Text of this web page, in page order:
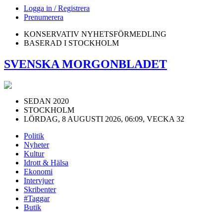
Logga in / Registrera
Prenumerera
KONSERVATIV NYHETSFÖRMEDLING
BASERAD I STOCKHOLM
SVENSKA MORGONBLADET
SEDAN 2020
STOCKHOLM
LÖRDAG, 8 AUGUSTI 2026, 06:09, VECKA 32
Politik
Nyheter
Kultur
Idrott & Hälsa
Ekonomi
Intervjuer
Skribenter
#Taggar
Butik